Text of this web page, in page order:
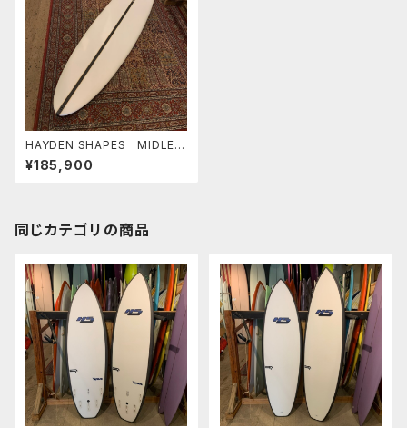
HAYDEN SHAPES MIDLEN
GTH GLIDER PE 6'10" ヘイ
デンシェイプス ミッドレング
¥185,900
同じカテゴリの商品